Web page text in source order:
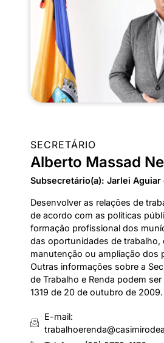
SECRETÁRIO
Alberto Massad
Subsecretário(a): Jarlei Aguiar
Desenvolver as relações de
de acordo com as políticas
formação profissional dos
das oportunidades de trabalho,
manutenção ou ampliação dos
Outras informações sobre a
de Trabalho e Renda podem
1319 de 20 de outubro de 2009.
E-mail: